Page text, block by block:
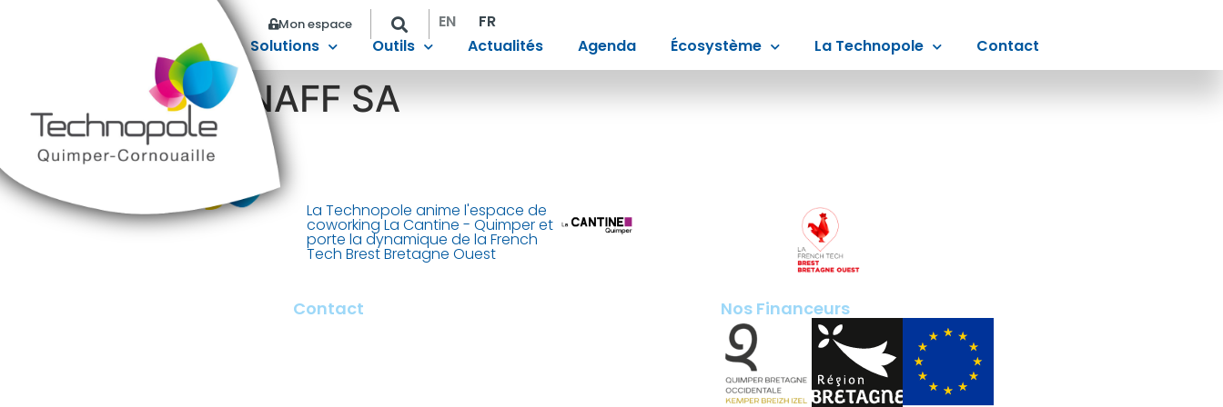
Mon espace EN
FR
Solutions
Outils Actualités Agenda Écosystème La Technopole Contact
JEAN HÉNAFF SA
La Technopole anime l'espace de
coworking La Cantine - Quimper et
porte la dynamique de la French
Tech Brest Bretagne Ouest
Contact Nos Financeurs